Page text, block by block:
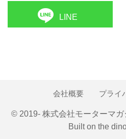
LINE
会社概要 プライ
© 2019- 株式会社モーターマ
Built on the